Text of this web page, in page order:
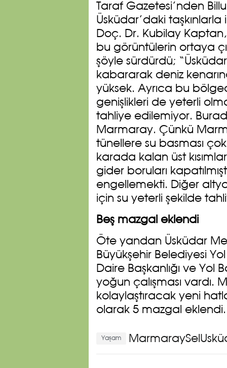
Taraf Gazetesi’nden
Üsküdar’daki
Doç. Dr. Kubilay
bu görüntülerin ortaya
şöyle sürdürdü;
kabararak deniz
yüksek. Ayrıca bu
genişlikleri de yeterli
tahliye edilemiyor.
Marmaray. Çünkü
tünellere su basması
karada kalan üst
gider boruları
engellemekti. Diğer
için su yeterli şekilde
Beş mazgal eklendi
Öte yandan Üsküdar
Büyükşehir Belediyesi
Daire Başkanlığı ve Yol
yoğun çalışması vardı.
kolaylaştıracak yeni
olarak 5 mazgal
Yaşam